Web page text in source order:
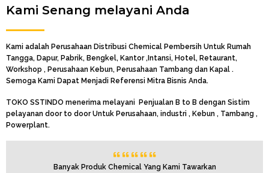
Kami Senang melayani Anda
Kami adalah Perusahaan Distribusi Chemical Pembersih Untuk Rumah
Tangga, Dapur, Pabrik, Bengkel, Kantor ,Intansi, Hotel, Retaurant,
Workshop , Perusahaan Kebun, Perusahaan Tambang dan Kapal .
Semoga Kami Dapat Menjadi Referensi Mitra Bisnis Anda.
TOKO SSTINDO menerima melayani Penjualan B to B dengan Sistim
pelayanan door to door Untuk Perusahaan, industri , Kebun , Tambang ,
Powerplant.
Banyak Produk Chemical Yang Kami Tawarkan